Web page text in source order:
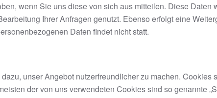
wenn Sie uns diese von sich aus mitteilen. Diese Daten
Ihrer Anfragen genutzt. Ebenso erfolgt eine
Daten findet nicht statt.
unser Angebot nutzerfreundlicher zu machen. Cookies
der von uns verwendeten Cookies sind so genannte